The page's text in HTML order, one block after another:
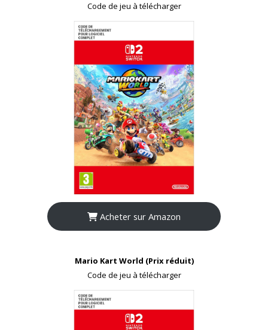
Code de jeu à télécharger
Acheter sur Amazon
Mario Kart World (Prix réduit)
Code de jeu à télécharger